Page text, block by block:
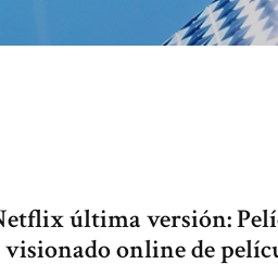
última versión:
online de